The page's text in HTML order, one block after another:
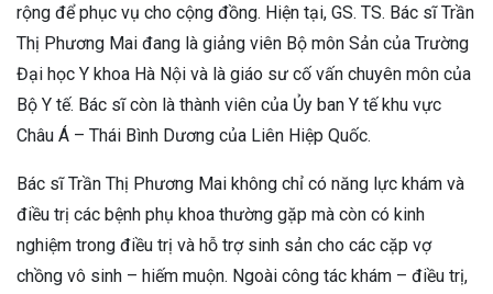
rộng để phục vụ cho cộng đồng. Hiện tại, GS. TS. Bác sĩ Trần
Thị Phương Mai đang là giảng viên Bộ môn Sản của Trường
Đại học Y khoa Hà Nội và là giáo sư cố vấn chuyên môn của
Bộ Y tế. Bác sĩ còn là thành viên của Ủy ban Y tế khu vực
Châu Á – Thái Bình Dương của Liên Hiệp Quốc.
Bác sĩ Trần Thị Phương Mai không chỉ có năng lực khám và
điều trị các bệnh phụ khoa thường gặp mà còn có kinh
nghiệm trong điều trị và hỗ trợ sinh sản cho các cặp vợ
chồng vô sinh – hiếm muộn. Ngoài công tác khám – điều trị,